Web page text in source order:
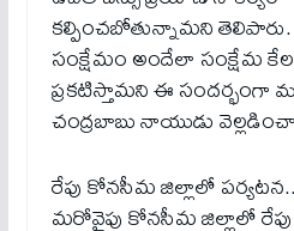
కల్పించబోతున్నామని తెలిపారు.
సంక్షేమం అందేలా సంక్షేమ
ప్రకటిస్తామని ఈ సందర్భంగా
చంద్రబాబు నాయుడు
రేపు కోనసీమ జిల్లాలో పర్యటన..
మరోవైపు కోనసీమ జిల్లాలో